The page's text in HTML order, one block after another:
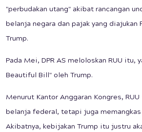
"perbudakan utang" akibat rancangan
belanja negara dan pajak yang diajukan
Trump.
Pada Mei, DPR AS meloloskan RUU itu,
Beautiful Bill" oleh Trump.
Menurut Kantor Anggaran Kongres,
belanja federal, tetapi juga memangkas
Akibatnya, kebijakan Trump itu justru